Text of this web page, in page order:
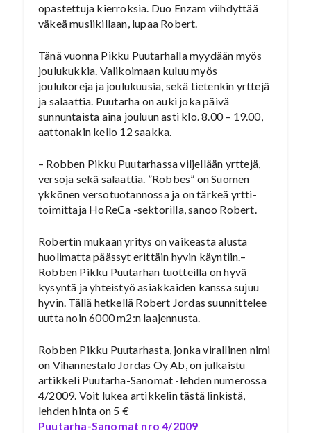
opastettuja kierroksia. Duo Enzam viihdyttää
väkeä musiikillaan, lupaa Robert.
Tänä vuonna Pikku Puutarhalla myydään myös
joulukukkia. Valikoimaan kuluu myös
joulukoreja ja joulukuusia, sekä tietenkin yrttejä
ja salaattia. Puutarha on auki joka päivä
sunnuntaista aina jouluun asti klo. 8.00 – 19.00,
aattonakin kello 12 saakka.
– Robben Pikku Puutarhassa viljellään yrttejä,
versoja sekä salaattia. ”Robbes” on Suomen
ykkönen versotuotannossa ja on tärkeä yrtti-
toimittaja HoReCa -sektorilla, sanoo Robert.
Robertin mukaan yritys on vaikeasta alusta
huolimatta päässyt erittäin hyvin käyntiin.–
Robben Pikku Puutarhan tuotteilla on hyvä
kysyntä ja yhteistyö asiakkaiden kanssa sujuu
hyvin. Tällä hetkellä Robert Jordas suunnittelee
uutta noin 6000 m2:n laajennusta.
Robben Pikku Puutarhasta, jonka virallinen nimi
on Vihannestalo Jordas Oy Ab, on julkaistu
artikkeli Puutarha-Sanomat -lehden numerossa
4/2009. Voit lukea artikkelin tästä linkistä,
lehden hinta on 5 €
Puutarha-Sanomat nro 4/2009